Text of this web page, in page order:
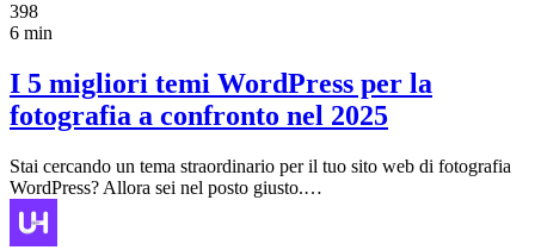
398
6 min
I 5 migliori temi WordPress per la
fotografia a confronto nel 2025
Stai cercando un tema straordinario per il tuo sito web di fotografia
WordPress? Allora sei nel posto giusto.…